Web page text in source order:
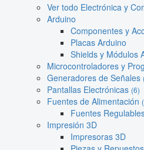
Ver todo Electrónica y
Arduino
Componentes y
Placas Arduino
Shields y Módulos
Microcontroladores y
Generadores de Señales
Pantallas Electrónicas (6)
Fuentes de Alimentación
Fuentes
Impresión 3D
Impresoras 3D